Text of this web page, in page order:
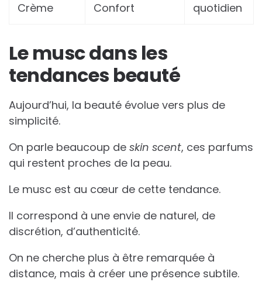
Crème Confort quotidien
Le musc dans les
tendances beauté
Aujourd’hui, la beauté évolue vers plus de
simplicité.
On parle beaucoup de skin scent, ces parfums
qui restent proches de la peau.
Le musc est au cœur de cette tendance.
Il correspond à une envie de naturel, de
discrétion, d’authenticité.
On ne cherche plus à être remarquée à
distance, mais à créer une présence subtile.